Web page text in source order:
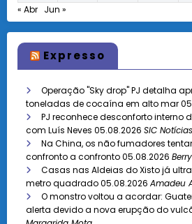
« Abr Jun »
Expresso
Operação "Sky drop" PJ detalha
toneladas de cocaína em alto mar
PJ reconhece desconforto interno
com Luís Neves 05.08.2026 SIC Notícias
Na China, os não fumadores
confronto a confronto05.08.2026
Casas nas Aldeias do Xisto já
metro quadrado05.08.2026 Amadeu
O monstro voltou a acordar:
alerta devido a nova erupção do